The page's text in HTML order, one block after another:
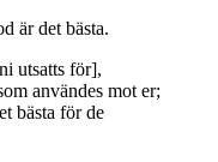
är det bästa.
utsatts för],
användes mot er;
bästa för de